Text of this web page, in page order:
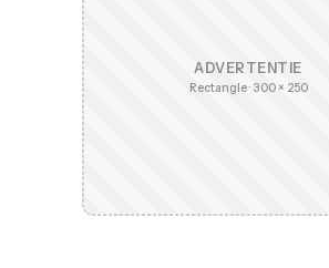
ADVERTENTIE
Rectangle · 300 × 250